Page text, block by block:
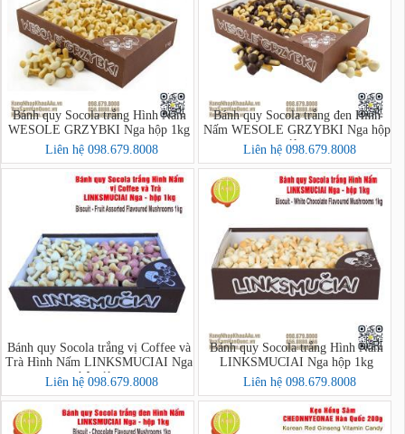
Bánh quy Socola trắng Hình Nấm
WESOLE GRZYBKI Nga hộp 1kg
Liên hệ 098.679.8008
Bánh quy Socola trắng đen Hình
Nấm WESOLE GRZYBKI Nga hộp
1kg
Liên hệ 098.679.8008
Bánh quy Socola trắng vị Coffee và
Trà Hình Nấm LINKSMUCIAI Nga
hộp 1kg
Liên hệ 098.679.8008
Bánh quy Socola trắng Hình Nấm
LINKSMUCIAI Nga hộp 1kg
Liên hệ 098.679.8008